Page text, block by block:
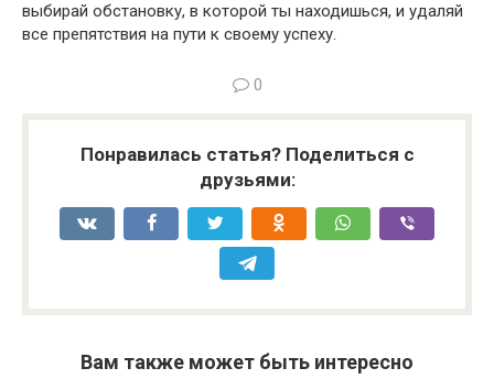
выбирай обстановку, в которой ты находишься, и удаляй
все препятствия на пути к своему успеху.
0
Понравилась статья? Поделиться с
друзьями:
Вам также может быть интересно